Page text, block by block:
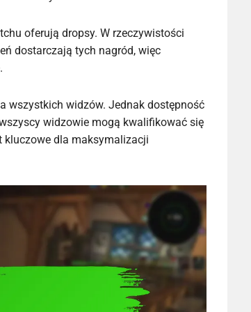
oferują dropsy. W rzeczywistości
dostarczają tych nagród, więc
wszystkich widzów. Jednak dostępność
widzowie mogą kwalifikować się
kluczowe dla maksymalizacji